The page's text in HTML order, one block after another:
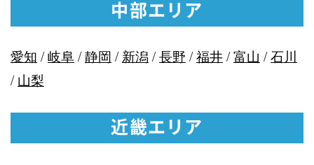
中部エリア
愛知 /岐阜/静岡 /新潟 /長野 /福井/富山 /石川
/山梨
近畿エリア